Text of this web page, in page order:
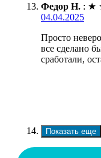
Федор Н. : ★
04.04.2025
Просто
все сделано
сработали,
Показать еще